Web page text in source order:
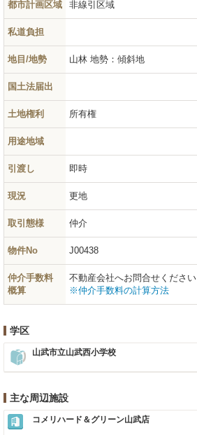
都市計画区域 非線引区域
私道負担
地目/地勢 山林 地勢：傾斜地
国土法届出
土地権利 所有権
用途地域
引渡し 即時
現況 更地
取引態様 仲介
物件No J00438
仲介手数料
概算
不動産会社へお問合せください
※仲介手数料の計算方法
学区
山武市立山武西小学校
主な周辺施設
コメリハード＆グリーン山武店